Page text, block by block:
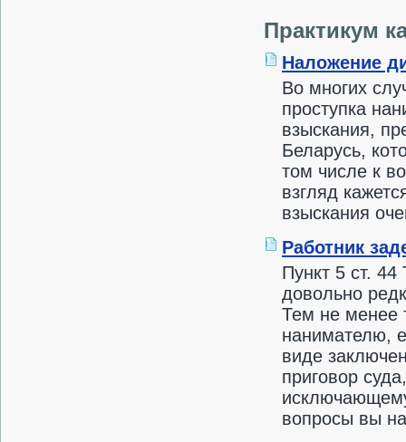
Практикум
Наложение
Во многих
проступка
взыскания,
Беларусь,
том числе к
взгляд
взыскания
Работник
Пункт 5 ст. 44
довольно
Тем не менее
нанимателю,
виде
приговор
вопросы вы